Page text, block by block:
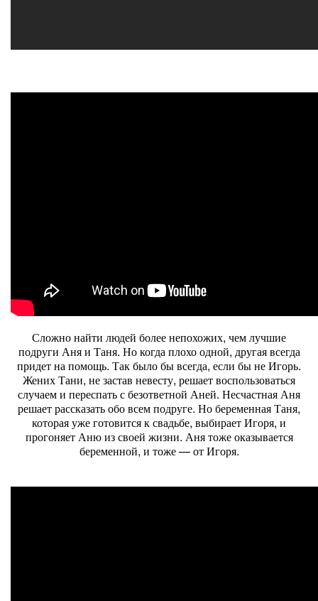
Сложно найти людей более непохожих, чем лучшие
подруги Аня и Таня. Но когда плохо одной, другая всегда
придет на помощь. Так было бы всегда, если бы не Игорь.
Жених Тани, не застав невесту, решает воспользоваться
случаем и переспать с безответной Аней. Несчастная Аня
решает рассказать обо всем подруге. Но беременная Таня,
которая уже готовится к свадьбе, выбирает Игоря, и
прогоняет Аню из своей жизни. Аня тоже оказывается
беременной, и тоже — от Игоря.